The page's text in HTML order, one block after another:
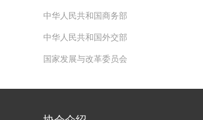
中华人民共和国商务部
中华人民共和国外交部
国家发展与改革委员会